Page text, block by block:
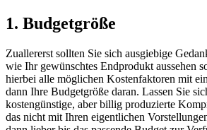
1. Budgetgröße
Zuallererst sollten Sie sich ausgiebige
wie Ihr gewünschtes Endprodukt aussehen
hierbei alle möglichen Kostenfaktoren mit
dann Ihre Budgetgröße daran. Lassen Sie
kostengünstige, aber billig produzierte
das nicht mit Ihren eigentlichen